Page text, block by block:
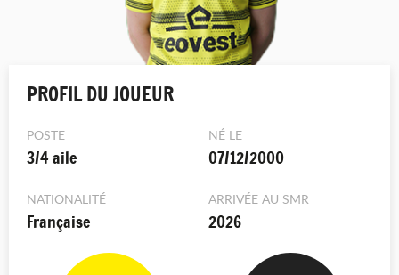
PROFIL DU JOUEUR
POSTE
3/4 aile
NÉ LE
07/12/2000
NATIONALITÉ
Française
ARRIVÉE AU SMR
2026